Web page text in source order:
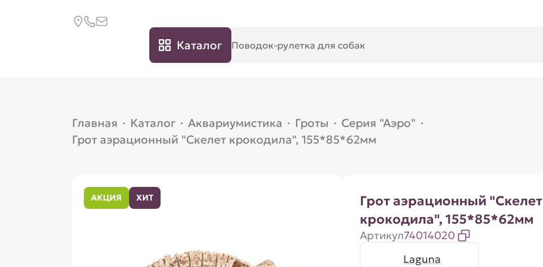
Каталог
Главная · Каталог · Аквариумистика · Гроты · Серия "Аэро" ·
Грот аэрационный "Скелет крокодила", 155*85*62мм
АКЦИЯ ХИТ
Грот аэрационный "Скелет
крокодила", 155*85*62мм
Артикул74014020
Laguna